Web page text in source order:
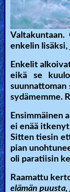
🎞
Godly
Movies
🎞
CBN
Videos
🎞
Kids
Videos
🎞
enkelin lisäksi,
Enkelit
eikä se
sydämemme.
Ensimmäinen
ei enää
Sitten tiesin
pian
oli paratiisin
Raamattu
elämän puusta,